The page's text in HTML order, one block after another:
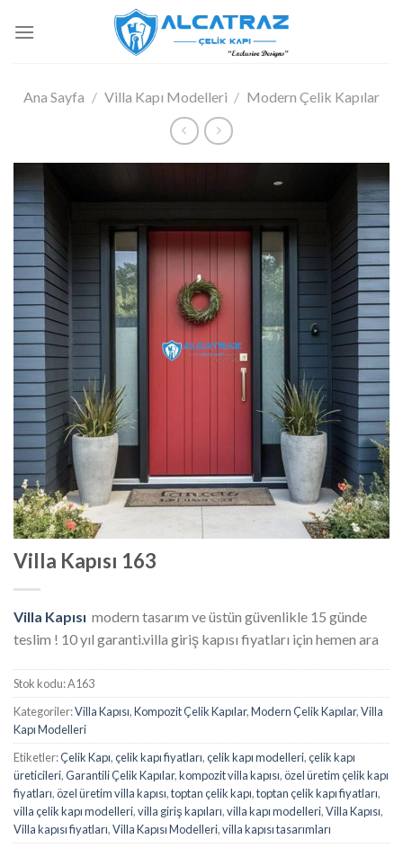
atla
Ana Sayfa / Villa Kapı Modelleri / Modern Çelik Kapılar
Villa Kapısı 163
Villa Kapısı modern tasarım ve üstün güvenlikle 15 günde
teslim ! 10 yıl garanti.villa giriş kapısı fiyatları için hemen ara
Stok kodu:A163
Kategoriler:Villa Kapısı,Kompozit Çelik Kapılar,Modern Çelik Kapılar,Villa
Kapı Modelleri
Etiketler:Çelik Kapı,çelik kapı fiyatları,çelik kapı modelleri,çelik kapı
üreticileri,Garantili Çelik Kapılar,kompozit villa kapısı,özel üretim çelik kapı
fiyatları,özel üretim villa kapısı,toptan çelik kapı,toptan çelik kapı fiyatları,
villa çelik kapı modelleri,villa giriş kapıları,villa kapı modelleri,Villa Kapısı,
Villa kapısı fiyatları,Villa Kapısı Modelleri,villa kapısı tasarımları